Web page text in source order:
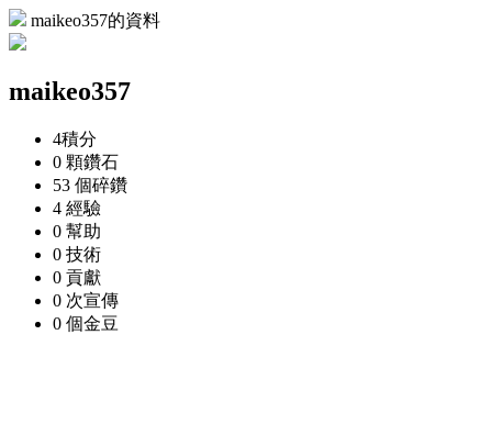
maikeo357的資料
maikeo357
4積分
0 顆鑽石
53 個碎鑽
4 經驗
0 幫助
0 技術
0 貢獻
0 次宣傳
0 個金豆